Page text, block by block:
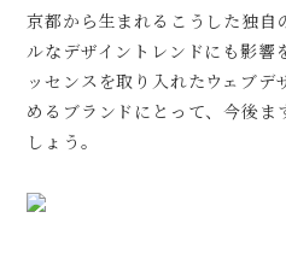
京都から生まれるこうした独自
ルなデザイントレンドにも影響
ッセンスを取り入れたウェブデ
めるブランドにとって、今後ま
しょう。